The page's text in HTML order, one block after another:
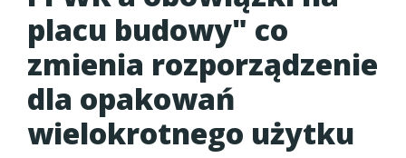
placu budowy" co
zmienia rozporządzenie
dla opakowań
wielokrotnego użytku